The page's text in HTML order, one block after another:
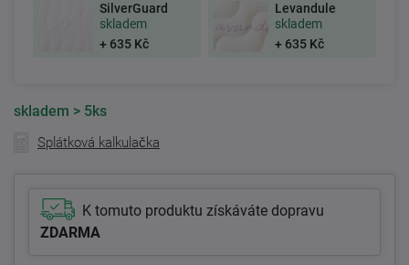
SilverGuard
skladem
+ 635 Kč
Levandule
skladem
+ 635 Kč
skladem > 5ks
Splátková kalkulačka
K tomuto produktu získáváte dopravu
ZDARMA